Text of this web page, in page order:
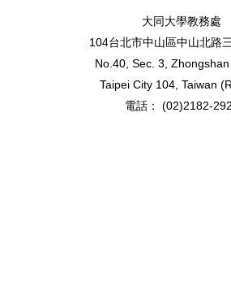
大同大學教務處
104台北市中山區中山北路
No.40, Sec. 3,
Taipei City 104, Taiwan
電話： (02)2182-